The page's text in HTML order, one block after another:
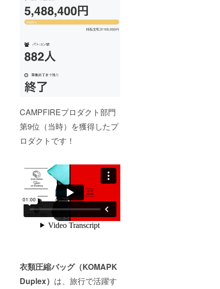
CAMPFIREプロダクト部門
第9位（当時）を獲得したプ
ロダクトです！
衣類圧縮バッグ（KOMAPK
Duplex） は、旅行で活躍す